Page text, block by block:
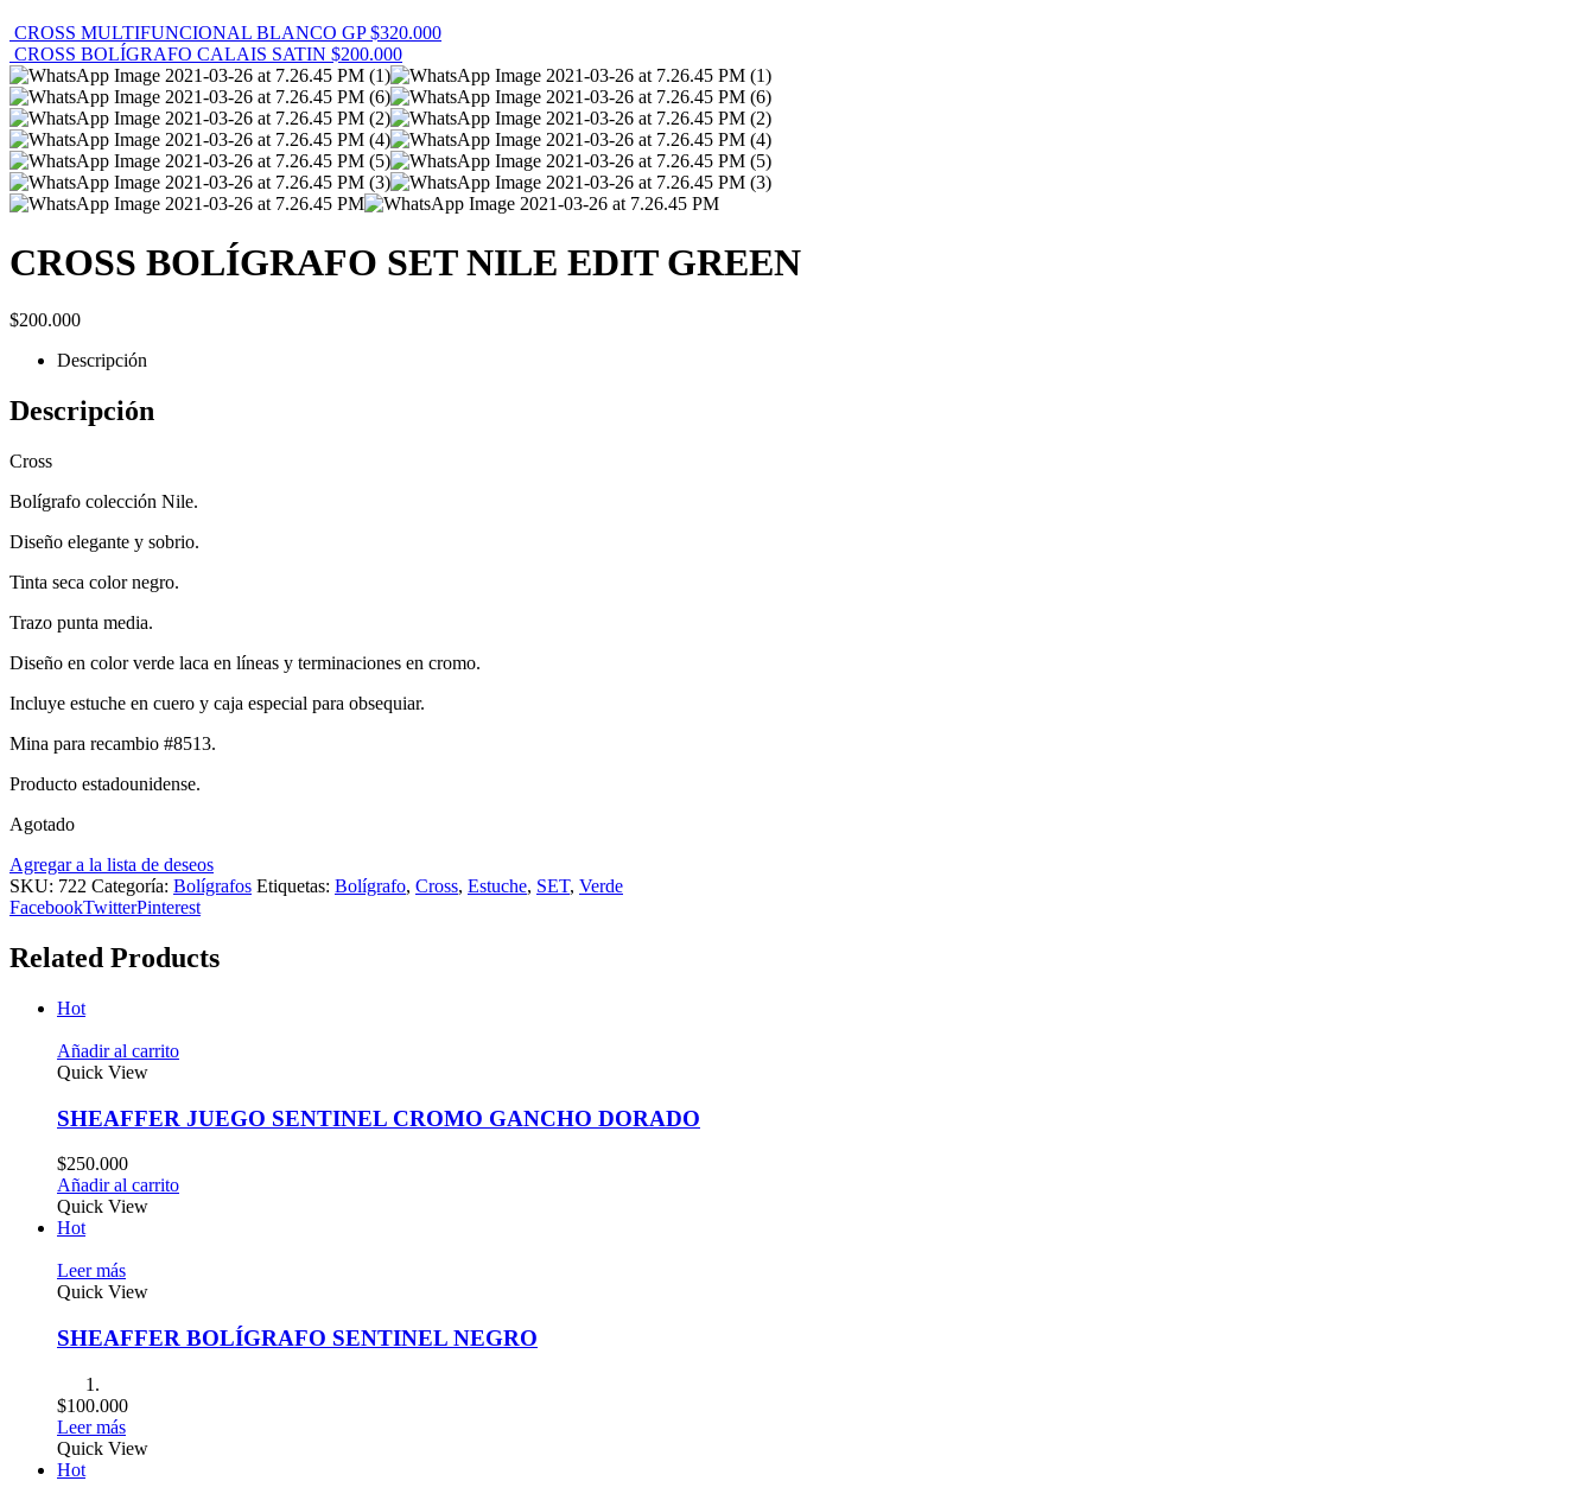
CROSS MULTIFUNCIONAL BLANCO GP $320.000
CROSS BOLÍGRAFO CALAIS SATIN $200.000
CROSS BOLÍGRAFO SET NILE EDIT GREEN
$200.000
Descripción
Descripción
Cross
Bolígrafo colección Nile.
Diseño elegante y sobrio.
Tinta seca color negro.
Trazo punta media.
Diseño en color verde laca en líneas y terminaciones en cromo.
Incluye estuche en cuero y caja especial para obsequiar.
Mina para recambio #8513.
Producto estadounidense.
Agotado
Agregar a la lista de deseos
SKU: 722 Categoría: Bolígrafos Etiquetas: Bolígrafo, Cross, Estuche, SET, Verde
FacebookTwitterPinterest
Related Products
Hot
Añadir al carrito
Quick View
SHEAFFER JUEGO SENTINEL CROMO GANCHO DORADO
$250.000
Añadir al carrito
Quick View
Hot
Leer más
Quick View
SHEAFFER BOLÍGRAFO SENTINEL NEGRO
$100.000
Leer más
Quick View
Hot